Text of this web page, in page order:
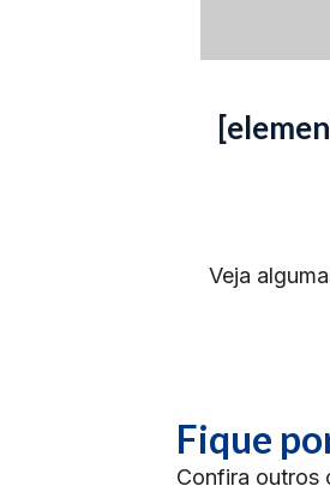
Veja
Fique
Confira outros